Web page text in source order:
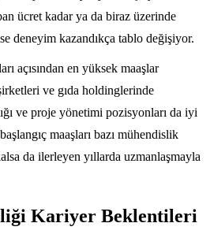
ücret kadar ya da biraz üzerinde
deneyim kazandıkça tablo değişiyor.
açısından en yüksek maaşlar
ve gıda holdinglerinde
ve proje yönetimi pozisyonları da iyi
maaşları bazı mühendislik
da ilerleyen yıllarda uzmanlaşmayla
Kariyer Beklentileri